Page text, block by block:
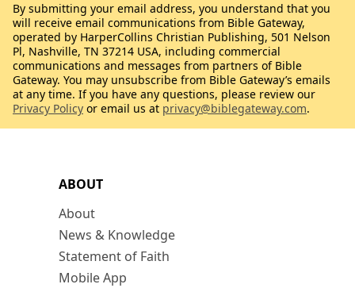
ABOUT
About
News & Knowledge
Statement of Faith
Mobile App
By submitting your email address, you understand that you
will receive email communications from Bible Gateway,
operated by HarperCollins Christian Publishing, 501 Nelson
Pl, Nashville, TN 37214 USA, including commercial
communications and messages from partners of Bible
Gateway. You may unsubscribe from Bible Gateway’s emails
at any time. If you have any questions, please review our
Privacy Policy or email us at privacy@biblegateway.com.